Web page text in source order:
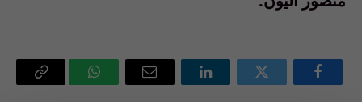
فيسبوك تويتر لينكدإن
البريد
واتساب Copy